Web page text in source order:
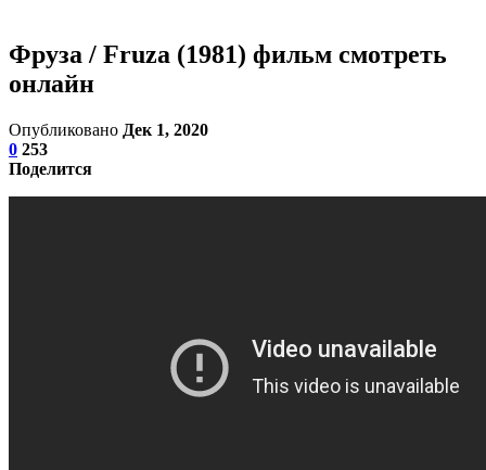
Фруза / Fruza (1981) фильм смотреть
онлайн
Опубликовано Дек 1, 2020
0 253
Поделится